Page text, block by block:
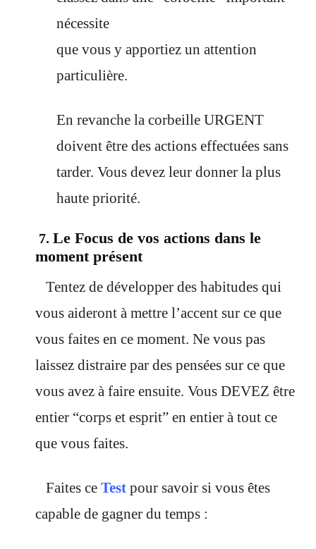
nécessite
que vous y apportiez un attention
particulière.
En revanche la corbeille URGENT
doivent être des actions effectuées sans
tarder. Vous devez leur donner la plus
haute priorité.
7. Le Focus de vos actions dans le
moment présent
Tentez de développer des habitudes qui
vous aideront à mettre l’accent sur ce que
vous faites en ce moment. Ne vous pas
laissez distraire par des pensées sur ce que
vous avez à faire ensuite. Vous DEVEZ être
entier “corps et esprit” en entier à tout ce
que vous faites.
Faites ce Test pour savoir si vous êtes
capable de gagner du temps :